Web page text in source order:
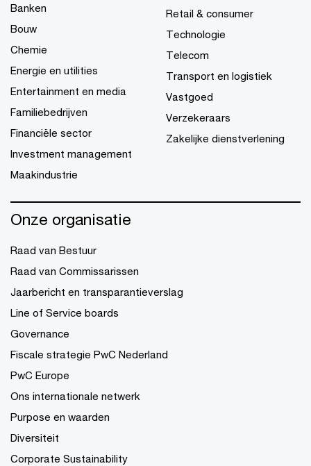
Banken
Bouw
Chemie
Energie en utilities
Entertainment en media
Familiebedrijven
Financiële sector
Investment management
Maakindustrie
Retail & consumer
Technologie
Telecom
Transport en logistiek
Vastgoed
Verzekeraars
Zakelijke dienstverlening
Onze organisatie
Raad van Bestuur
Raad van Commissarissen
Jaarbericht en transparantieverslag
Line of Service boards
Governance
Fiscale strategie PwC Nederland
PwC Europe
Ons internationale netwerk
Purpose en waarden
Diversiteit
Corporate Sustainability